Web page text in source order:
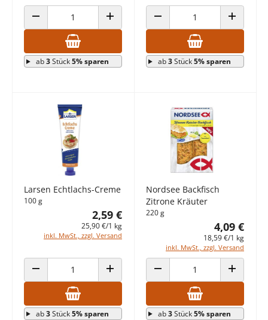
ANZAHL VERRINGERN ANZAHL ERHÖHEN
ab3Stück5% sparen
ANZAHL VERRINGERN ANZAHL
ab3Stück5% sparen
Larsen Echtlachs-Creme
100 g
2,59 €
25,90 €/1 kg
inkl. MwSt., zzgl. Versand
ANZAHL VERRINGERN ANZAHL ERHÖHEN
ab3Stück5% sparen
Nordsee Backfisch
Zitrone Kräuter
220 g
4,09 €
18,59 €/1 kg
inkl. MwSt., zzgl. Versand
ANZAHL VERRINGERN ANZAHL
ab3Stück5% sparen